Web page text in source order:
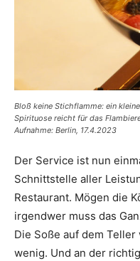
Bloß keine Stichflamme: ein
Spirituose reicht für das
Aufnahme: Berlin, 17.4.2023
Der Service ist nun
Schnittstelle aller
Restaurant. Mögen die
irgendwer muss das
Die Soße auf dem
wenig. Und an der